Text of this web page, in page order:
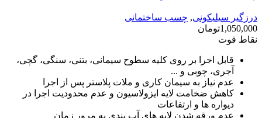
درزگیر سیلیکونی, چسب ساختمانی
1,050,000تومان
نقاط قوت
قابل اجرا بر روی کلیه سطوح سیمانی، بتنی، سنگی، گچی،
آجری، چوبی و ...
عدم نیاز به سیمان کاری و ملات پلاستر پس از اجرا
کاهش ضخامت لایه ایزولاسیون و عدم محدودیت اجرا در
دیواره ها و ارتفاعات
عدم ورقه شدن لایه های آب بندی به مرور زمان